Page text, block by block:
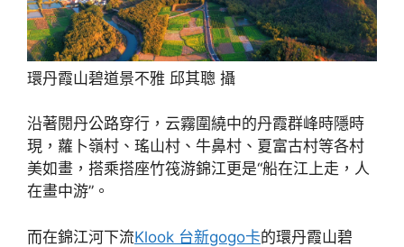
環丹霞山碧道景不雅 邱其聰 攝
沿著閱丹公路穿行，云霧圍繞中的丹霞群峰時隱時
現，蘿卜嶺村、瑤山村、牛鼻村、夏富古村等各村
美如畫，搭乘搭座竹筏游錦江更是“船在江上走，人
在畫中游”。
而在錦江河下流Klook 台新gogo卡的環丹霞山碧